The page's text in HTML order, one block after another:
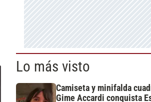
Lo más visto
Camiseta y minifalda
Gime Accardi conquista